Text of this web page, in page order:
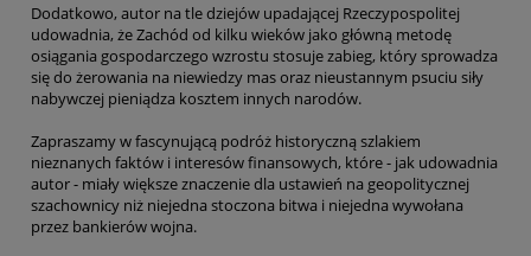
Dodatkowo, autor na tle dziejów upadającej Rzeczypospolitej
udowadnia, że Zachód od kilku wieków jako główną metodę
osiągania gospodarczego wzrostu stosuje zabieg, który sprowadza
się do żerowania na niewiedzy mas oraz nieustannym psuciu siły
nabywczej pieniądza kosztem innych narodów.
Zapraszamy w fascynującą podróż historyczną szlakiem
nieznanych faktów i interesów finansowych, które - jak udowadnia
autor - miały większe znaczenie dla ustawień na geopolitycznej
szachownicy niż niejedna stoczona bitwa i niejedna wywołana
przez bankierów wojna.